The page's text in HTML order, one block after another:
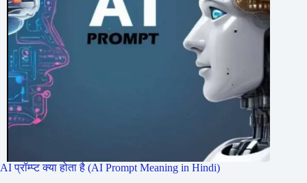
AI प्रॉम्प्ट क्या होता है (AI Prompt Meaning in Hindi)